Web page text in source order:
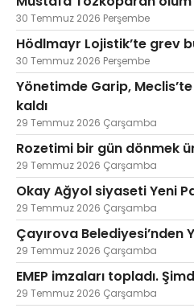
30 Temmuz 2026 Perşembe
Hödlmayr Lojistik’te grev
30 Temmuz 2026 Perşembe
Yönetimde Garip,
kaldı
29 Temmuz 2026 Çarşamba
Rozetimi bir gün dönmek
29 Temmuz 2026 Çarşamba
Okay Ağyol siyaseti Yeni
29 Temmuz 2026 Çarşamba
Çayırova Belediyesi’nden
29 Temmuz 2026 Çarşamba
EMEP imzaları topladı.
29 Temmuz 2026 Çarşamba